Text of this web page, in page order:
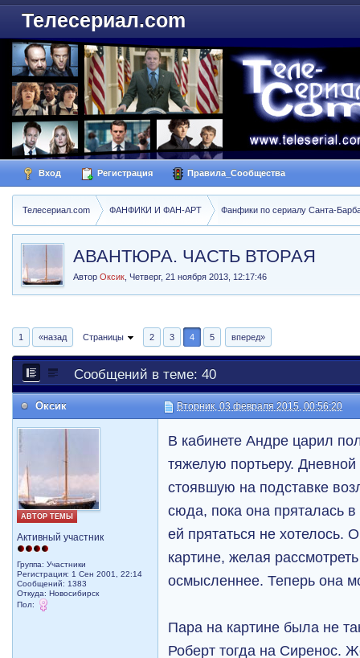
Телесериал.com
Вход Регистрация Правила_Сообщества
Телесериал.com ФАНФИКИ И ФАН-АРТ Фанфики по сериалу Санта-
АВАНТЮРА. ЧАСТЬ ВТОРАЯ
АвторОксик ,Четверг, 21 ноября 2013, 12:17:46
1 «назад Страницы 2 3 4 5 вперед»
Сообщений в теме: 40
Оксик Вторник, 03 февраля 2015, 00:56:20
АВТОР ТЕМЫ
Активный участник
Группа: Участники
Регистрация: 1 Сен 2001, 22:14
Сообщений: 1383
Откуда: Новосибирск
Пол:
В кабинете Андре царил
тяжелую портьеру. Дневной
стоявшую на подставке
сюда, пока она пряталась
ей прятаться не хотелось.
картине, желая
осмысленнее. Теперь она
Пара на картине была не
Роберт тогда на Сиренос.